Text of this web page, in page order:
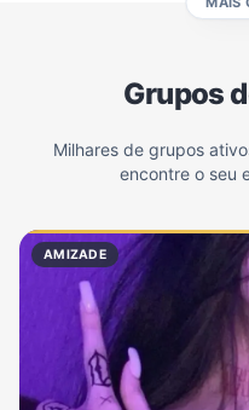
Eventos Fãs
Frases e Mensagens
Grupos
Milhares de grupos
encontre o seu
AMIZADE